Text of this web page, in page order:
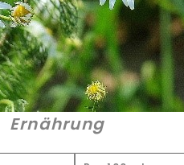
Ernährung